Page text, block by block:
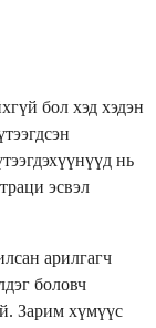
бол хэд хэдэн
нь
эсвэл
арилгагч
боловч
Зарим хүмүүс